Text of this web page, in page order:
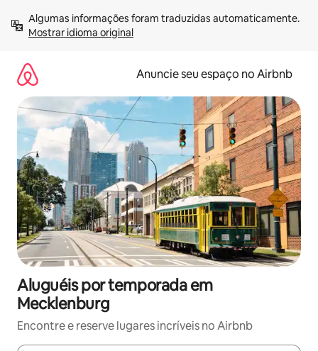
para
Mostrar idioma original
Anuncie seu espaço no Airbnb
Aluguéis por temporada em
Mecklenburg
Encontre e reserve lugares incríveis no Airbnb